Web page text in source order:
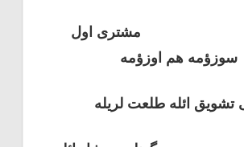
مشتری اول
سوزؤمه هم اوزؤمه
تشویق ائله طلعت لریله